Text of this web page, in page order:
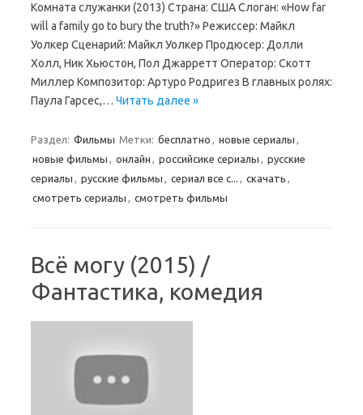
Комната служанки (2013) Страна: США Слоган: «How far
will a family go to bury the truth?» Режиссер: Майкл
Уолкер Сценарий: Майкл Уолкер Продюсер: Долли
Холл, Ник Хьюстон, Пол Джарретт Оператор: Скотт
Миллер Композитор: Артуро Родригез В главных ролях:
Паула Гарсес,… Читать далее »
Раздел: Фильмы Метки: бесплатно , новые сериалы ,
новые фильмы , онлайн , российсике сериалы , русские
сериалы , русские фильмы , сериал все с... , скачать ,
смотреть сериалы , смотреть фильмы
Всё могу (2015) /
Фантастика, комедия